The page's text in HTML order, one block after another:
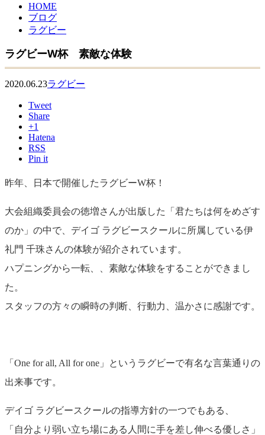
HOME
ブログ
ラグビー
ラグビーW杯 素敵な体験
2020.06.23ラグビー
Tweet
Share
+1
Hatena
RSS
Pin it
昨年、日本で開催したラグビーW杯！
大会組織委員会の徳増さんが出版した「君たちは何をめざす
のか」の中で、デイゴ ラグビースクールに所属している伊
礼門 千珠さんの体験が紹介されています。
ハプニングから一転、、素敵な体験をすることができまし
た。
スタッフの方々の瞬時の判断、行動力、温かさに感謝です。
「One for all, All for one」というラグビーで有名な言葉通りの
出来事です。
デイゴ ラグビースクールの指導方針の一つでもある、
「自分より弱い立ち場にある人間に手を差し伸べる優しさ」